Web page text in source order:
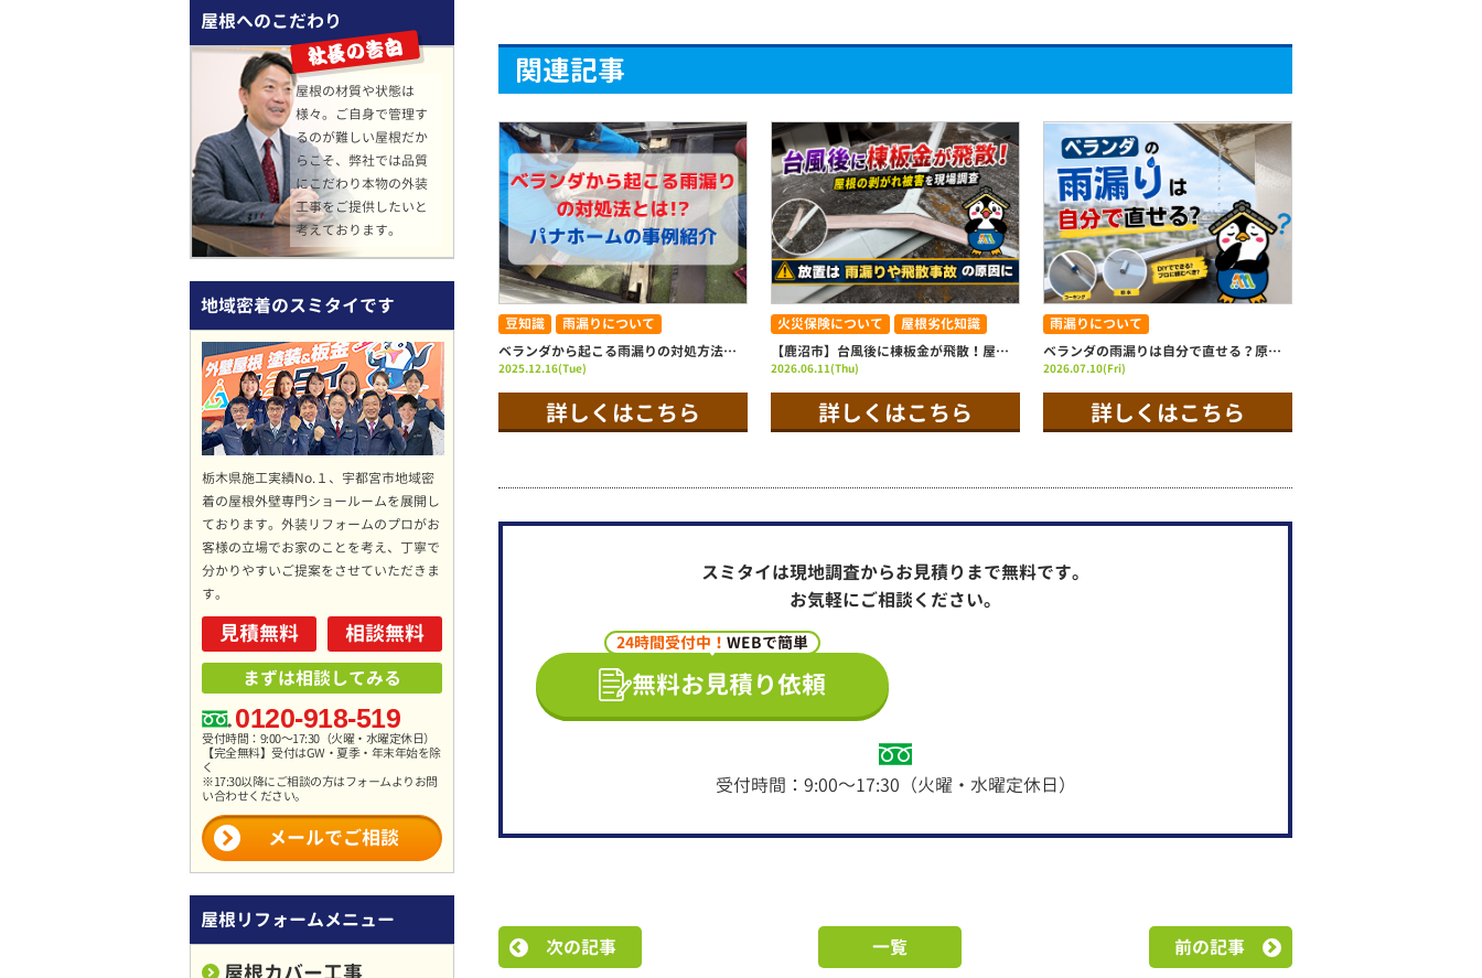
関連記事
ベランダから起こる雨漏りの対処方法とは！？ パナホームのベランダ修理事例紹介|栃木県宇都宮市 屋根リフォーム・雨漏りならスミタイへ
2025.12.16(Tue)
詳しくはこちら
豆知識
雨漏りについて
【鹿沼市】台風後に棟板金が飛散！屋根の剥がれ被害を現場調査｜放置は雨漏りや飛散事故の原因に
2026.06.11(Thu)
詳しくはこちら
火災保険について
屋根劣化知識
ベランダの雨漏りは自分で直せる？原因・修理方法・業者判断まで徹底解説
2026.07.10(Fri)
詳しくはこちら
雨漏りについて
スミタイは現地調査からお見積りまで無料です。
お気軽にご相談ください。
24時間受付中！ WEBで簡単
無料お見積り依頼
受付時間：9:00～17:30（火曜・水曜定休日）
次の記事 一覧 前の記事
屋根へのこだわり
屋根の材質や状態は
様々。ご自身で管理す
るのが難しい屋根だか
らこそ、弊社では品質
にこだわり本物の外装
工事をご提供したいと
考えております。
地域密着のスミタイです
栃木県施工実績No.１、宇都宮市地域密
着の屋根外壁専門ショールームを展開し
ております。外装リフォームのプロがお
客様の立場でお家のことを考え、丁寧で
分かりやすいご提案をさせていただきま
す。
見積無料 相談無料
まずは相談してみる
0120-918-519
受付時間：9:00～17:30（火曜・水曜定休日）
【完全無料】受付はGW・夏季・年末年始を除
く
※17:30以降にご相談の方はフォームよりお問
い合わせください。
メールでご相談
屋根リフォームメニュー